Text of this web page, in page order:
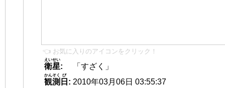
👈 お気に入りのアイコンをクリック！
衛星
えいせい
:
「すざく」
観測
かんそく
日
び
: 2010年03月06日 03:55:37